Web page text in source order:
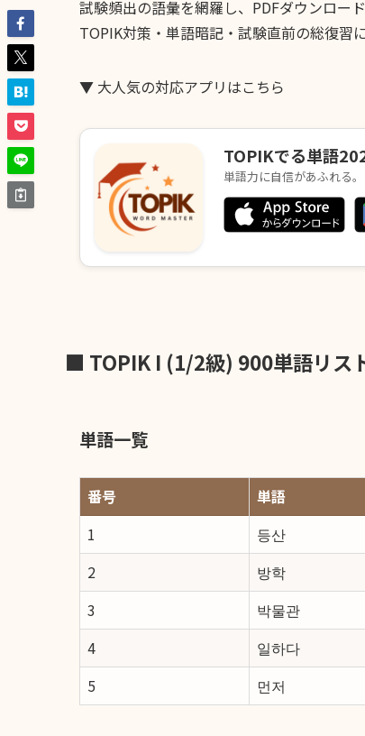
試験頻出の語彙を網羅し、PDFダウンロード
TOPIK対策・単語暗記・試験直前の総復習
▼ 大人気の対応アプリはこちら
TOPIKでる単語
単語力に自信があふれる
■ TOPIK I (1/2級) 900単語リス
単語一覧
番号 単語
1
등산
2
방학
3
박물관
4
일하다
5
먼저